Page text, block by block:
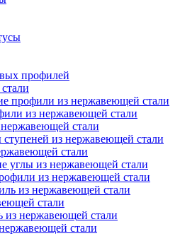
профилей
профили из нержавеющей стали
из нержавеющей стали
стали
из нержавеющей стали
стали
углы из нержавеющей стали
из нержавеющей стали
из нержавеющей стали
стали
нержавеющей стали
стали